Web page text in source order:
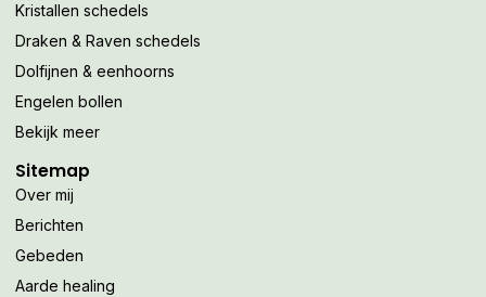
Kristallen schedels
Draken & Raven schedels
Dolfijnen & eenhoorns
Engelen bollen
Bekijk meer
Sitemap
Over mij
Berichten
Gebeden
Aarde healing